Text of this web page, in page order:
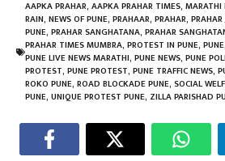
b
o
ok
tt
er
ailat
sA
p
p
er
es
t
e
n
AAPKA PRAHAR, AAPKA PRAHAR TIMES, MARATHI
RAIN, NEWS OF PUNE, PRAHAAR, PRAHAR,
PUNE, PRAHAR SANGHATANA, PRAHAR
PRAHAR TIMES MUMBRA, PROTEST IN PUNE, PUNE,
PUNE LIVE NEWS MARATHI, PUNE NEWS, PUNE
PROTEST, PUNE PROTEST, PUNE TRAFFIC NEWS,
ROKO PUNE, ROAD BLOCKADE PUNE, SOCIAL
PUNE, UNIQUE PROTEST PUNE, ZILLA PARISHAD